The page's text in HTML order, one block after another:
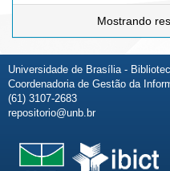
Mostrando
Universidade de Brasília -
Coordenadoria de Gestão da
(61) 3107-2683
repositorio@unb.br